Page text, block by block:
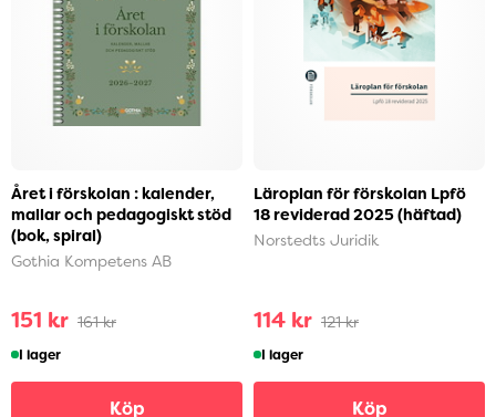
Året i förskolan : kalender,
mallar och pedagogiskt stöd
(bok, spiral)
Gothia Kompetens AB
151 kr 161 kr
I lager
Köp
Läroplan för förskolan Lpfö
18 reviderad 2025 (häftad)
Norstedts Juridik
114 kr 121 kr
I lager
Köp